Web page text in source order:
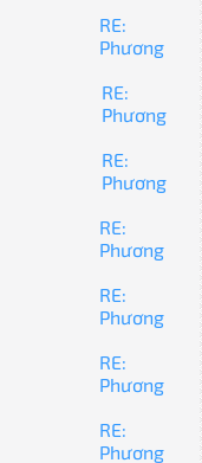
RE:
Phương
RE:
Phương
RE:
Phương
RE:
Phương
RE:
Phương
RE:
Phương
RE:
Phương